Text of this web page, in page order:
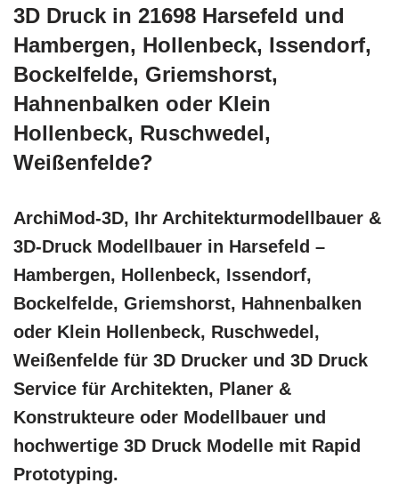
3D Druck in 21698 Harsefeld und
Hambergen, Hollenbeck, Issendorf,
Bockelfelde, Griemshorst,
Hahnenbalken oder Klein
Hollenbeck, Ruschwedel,
Weißenfelde?
ArchiMod-3D, Ihr Architekturmodellbauer &
3D-Druck Modellbauer in Harsefeld –
Hambergen, Hollenbeck, Issendorf,
Bockelfelde, Griemshorst, Hahnenbalken
oder Klein Hollenbeck, Ruschwedel,
Weißenfelde für 3D Drucker und 3D Druck
Service für Architekten, Planer &
Konstrukteure oder Modellbauer und
hochwertige 3D Druck Modelle mit Rapid
Prototyping.